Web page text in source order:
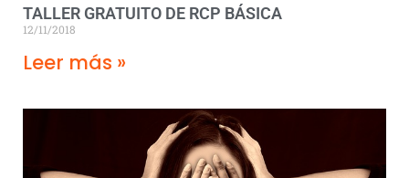
TALLER GRATUITO DE RCP BÁSICA
12/11/2018
Leer más »